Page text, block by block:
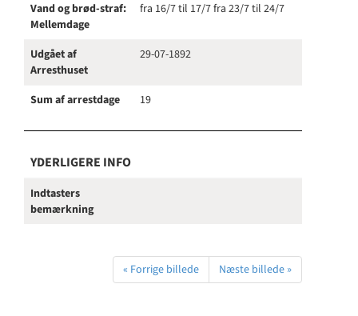
Vand og brød-straf:
Mellemdage
fra 16/7 til 17/7 fra 23/7 til 24/7
Udgået af
Arresthuset
29-07-1892
Sum af arrestdage 19
YDERLIGERE INFO
Indtasters
bemærkning
« Forrige billede Næste billede »